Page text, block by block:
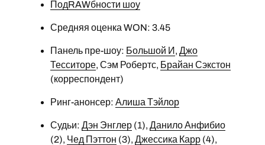
ПодRAWбности шоу
Средняя оценка WON: 3.45
Панель пре-шоу: Большой И , Джо
Тесситоре, Сэм Робертс, Брайан Сэкстон
(корреспондент)
Ринг-анонсер: Алиша Тэйлор
Судьи: Дэн Энглер(1), Данило Анфибио
(2), Чед Пэттон (3), Джессика Карр(4),